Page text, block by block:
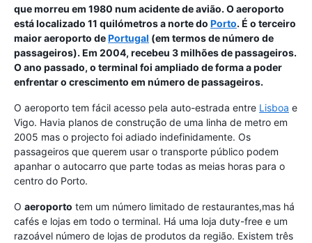
que morreu em 1980 num acidente de avião. O aeroporto
está localizado 11 quilómetros a norte do Porto. É o terceiro
maior aeroporto dePortugal (em termos de número de
passageiros). Em 2004, recebeu 3 milhões de passageiros.
O ano passado, o terminal foi ampliado de forma a poder
enfrentar o crescimento em número de passageiros.
O aeroporto tem fácil acesso pela auto-estrada entre Lisboa e
Vigo. Havia planos de construção de uma linha de metro em
2005 mas o projecto foi adiado indefinidamente. Os
passageiros que querem usar o transporte público podem
apanhar o autocarro que parte todas as meias horas para o
centro do Porto.
O aeroporto tem um número limitado de restaurantes,mas há
cafés e lojas em todo o terminal. Há uma loja duty-free e um
razoável número de lojas de produtos da região. Existem três